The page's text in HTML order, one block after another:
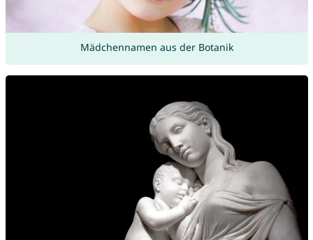
Mädchennamen aus der Botanik